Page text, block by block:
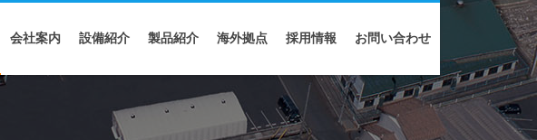
会社案内 設備紹介 製品紹介 海外拠点 採用情報 お問い合わせ